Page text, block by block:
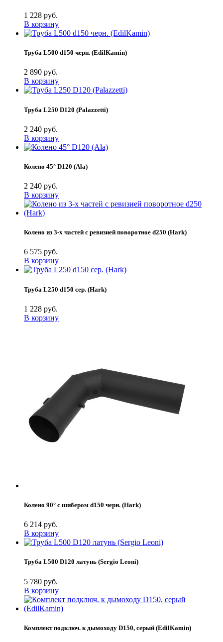
1 228 руб.
В корзину
Труба L500 d150 черн. (EdilKamin)
2 890 руб.
В корзину
Труба L250 D120 (Palazzetti)
2 240 руб.
В корзину
Колено 45° D120 (Ala)
2 240 руб.
В корзину
Колено из 3-х частей с ревизией поворотное d250 (Hark)
6 575 руб.
В корзину
Труба L250 d150 сер. (Hark)
1 228 руб.
В корзину
Колено 90° с шибером d150 черн. (Hark)
6 214 руб.
В корзину
Труба L500 D120 латунь (Sergio Leoni)
5 780 руб.
В корзину
Комплект подключ. к дымоходу D150, серый (EdilKamin)